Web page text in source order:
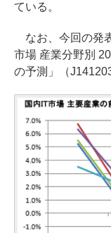
ている。
なお、今回の発
市場 産業分野別
の予測」（